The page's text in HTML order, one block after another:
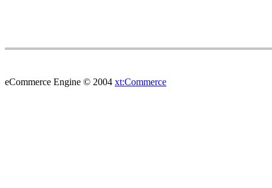
eCommerce Engine © 2004 xt:Commerce